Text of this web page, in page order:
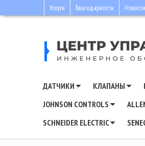
Услуги Благодарности Новости
ДАТЧИКИ КЛАПАНЫ
JOHNSON CONTROLS
SCHNEIDER ELECTRIC